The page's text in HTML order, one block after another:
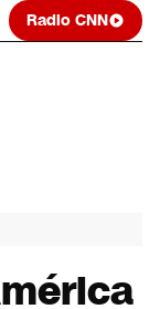
Radio CNN